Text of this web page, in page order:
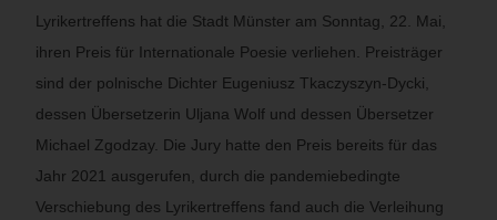
Lyrikertreffens hat die Stadt Münster am Sonntag, 22. Mai,
ihren Preis für Internationale Poesie verliehen. Preisträger
sind der polnische Dichter Eugeniusz Tkaczyszyn-Dycki,
dessen Übersetzerin Uljana Wolf und dessen Übersetzer
Michael Zgodzay. Die Jury hatte den Preis bereits für das
Jahr 2021 ausgerufen, durch die pandemiebedingte
Verschiebung des Lyrikertreffens fand auch die Verleihung